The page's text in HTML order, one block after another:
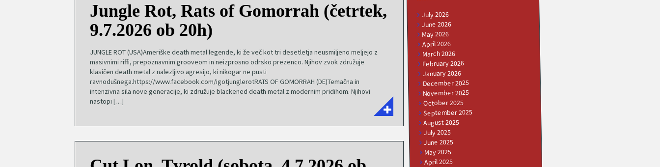
Jungle Rot, Rats of Gomorrah (četrtek,
9.7.2026 ob 20h)
JUNGLE ROT (USA)Ameriške death metal legende, ki že več kot tri desetletja neusmiljeno meljejo z
masivnimi riffi, prepoznavnim grooveom in neizprosno odrsko prezenco. Njihov zvok združuje
klasičen death metal z nalezljivo agresijo, ki nikogar ne pusti
ravnodušnega.https://www.facebook.com/igotjunglerotRATS OF GOMORRAH (DE)Temačna in
intenzivna sila nove generacije, ki združuje blackened death metal z modernim pridihom. Njihovi
nastopi […]
July 2026
June 2026
May 2026
April 2026
March 2026
February 2026
January 2026
December 2025
November 2025
October 2025
September 2025
August 2025
July 2025
June 2025
May 2025
April 2025